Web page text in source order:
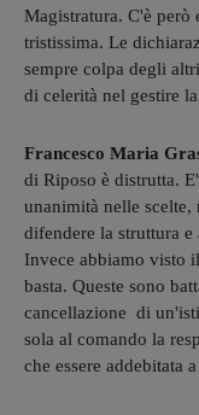
Magistratura. C'è però
tristissima. Le
sempre colpa degli
di celerità nel gestire
Francesco Maria
di Riposo è distrutta.
unanimità nelle scelte,
difendere la struttura
Invece abbiamo visto
basta. Queste sono
cancellazione di
sola al comando la
che essere addebitata